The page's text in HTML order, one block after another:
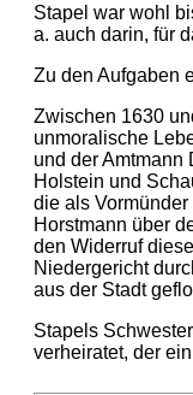
Stapel war wohl
a. auch darin, für
Zu den Aufgaben
Zwischen 1630
unmoralische
und der Amtmann
Holstein und
die als
Horstmann über
den Widerruf
Niedergericht
aus der Stadt
Stapels
verheiratet, der